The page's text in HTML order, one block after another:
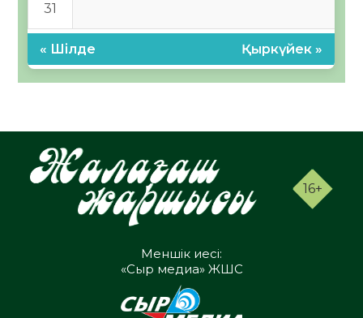
31
« Шілде Қыркүйек »
16+
Меншік иесі:
«Сыр медиа» ЖШС